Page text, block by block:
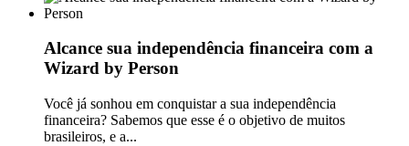
Alcance sua independência financeira com a
Wizard by Person
Você já sonhou em conquistar a sua independência
financeira? Sabemos que esse é o objetivo de muitos
brasileiros, e a...